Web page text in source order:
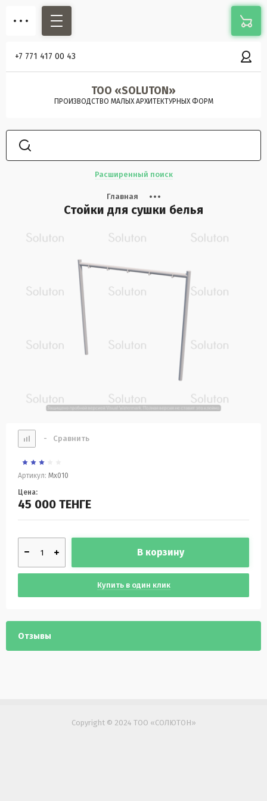
+7 771 417 00 43
ТОО «SOLUTON»
ПРОИЗВОДСТВО МАЛЫХ АРХИТЕКТУРНЫХ ФОРМ
Расширенный поиск
Главная
Стойки для сушки белья
- Сравнить
Артикул: Мх010
Цена:
45 000 ТЕНГЕ
В корзину
Купить в один клик
Отзывы
Copyright © 2024 ТОО «СОЛЮТОН»